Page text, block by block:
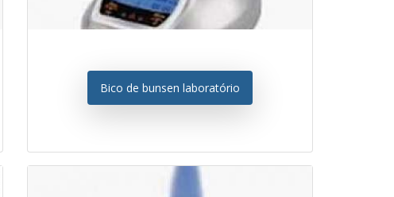
Bico de bunsen laboratório